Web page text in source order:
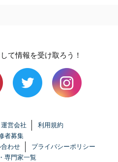
て情報を受け取ろう！
運営会社
利用規約
者募集
わせ
プライバシーポリシー
専門家一覧